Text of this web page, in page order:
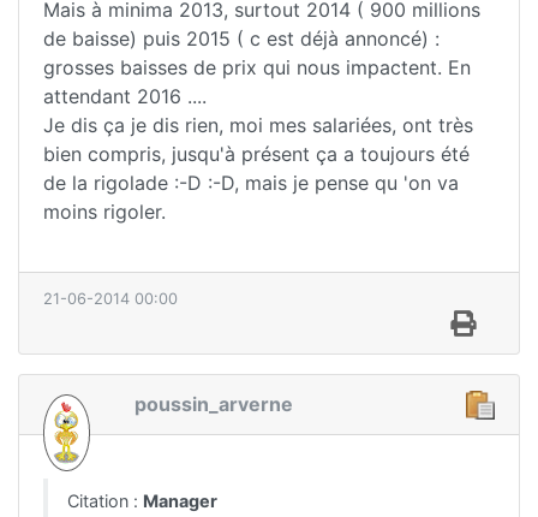
Mais à minima 2013, surtout 2014 ( 900 millions
de baisse) puis 2015 ( c est déjà annoncé) :
grosses baisses de prix qui nous impactent. En
attendant 2016 ....
Je dis ça je dis rien, moi mes salariées, ont très
bien compris, jusqu'à présent ça a toujours été
de la rigolade :-D :-D, mais je pense qu 'on va
moins rigoler.
21-06-2014 00:00
poussin_arverne
Citation : Manager